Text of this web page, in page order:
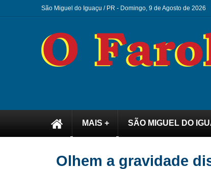
São Miguel do Iguaçu / PR - Domingo, 9 de Agosto de 2026
MAIS + SÃO MIGUEL DO
Olhem a gravidade